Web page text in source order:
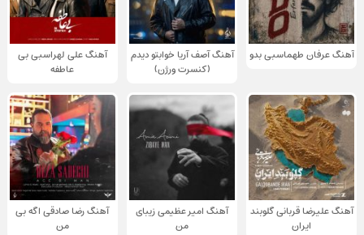
آهنگ عرفان طهماسبی بدو
آهنگ آصف آریا خوابتو دیدم
(کنسرت ورژن)
آهنگ علی لهراسبی بی
عاطفه
آهنگ علیرضا قربانی گلوبند
ایران
آهنگ امیر عظیمی زیبای
من
آهنگ رضا صادقی اگه بی
من